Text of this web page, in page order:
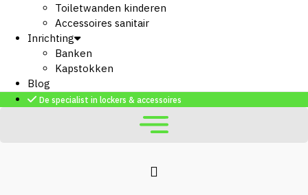
Toiletwanden kinderen
Accessoires sanitair
Inrichting
Banken
Kapstokken
Blog
De specialist in lockers & accessoires